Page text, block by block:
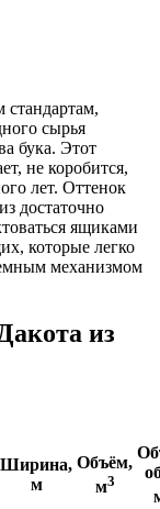
стандартам,
сырья
бука. Этот
не коробится,
лет. Оттенок
достаточно
ящиками
которые легко
механизмом
из
Ширина,
м
Объём,
м3